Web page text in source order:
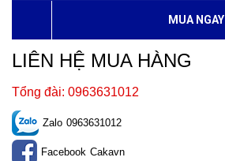
MUA NGAY
LIÊN HỆ MUA HÀNG
Tổng đài: 0963631012
Zalo 0963631012
Facebook Cakavn